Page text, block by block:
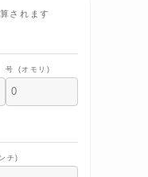
されます
号 (オモリ)
チ)